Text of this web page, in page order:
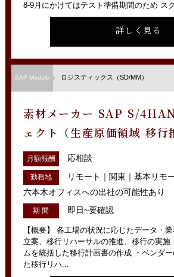
8-9月にかけてはテスト準備期間のため ス
詳しく見る
SAP Module ロジスティックス（SD/MM）
素材メーカー SAP S/
ェクト（生産原価領域 移行
月額報酬 応相談
勤務地
リモート｜関東｜基本リモ
六本木オフィスへの出社の可能性あり
期 間 即日~要確認
【概要】 各工場の状況に応じたデータ・
立案、移行リハーサルの推進、移行の実施
ムを統括した移行計画書の作成 ・ベンダ
た移行リハ...